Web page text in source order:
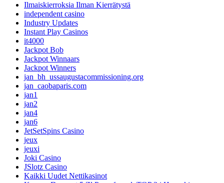
Ilmaiskierroksia Ilman Kierrätystä
independent casino
Industry Updates
Instant Play Casinos
it4000
Jackpot Bob
Jackpot Winnaars
Jackpot Winners
jan_bh_ussaugustacommissioning.org
jan_caobaparis.com
jan1
jan2
jan4
jan6
JetSetSpins Casino
jeux
jeuxi
Joki Casino
JSlotz Casino
Kaikki Uudet Nettikasinot